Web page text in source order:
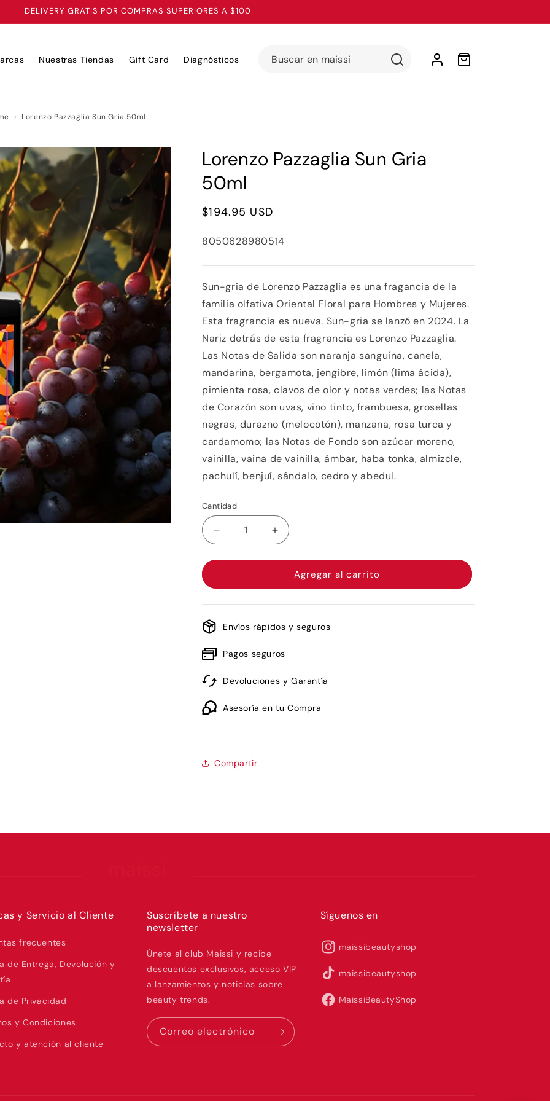
DELIVERY GRATIS POR COMPRAS SUPERIORES A $100
Nuestras Tiendas Gift Card Diagnósticos Buscar en maissi
sesión
Carrito
› Lorenzo Pazzaglia Sun Gria 50ml
Lorenzo Pazzaglia Sun Gria
50ml
Precio
$194.95 USD
SKU:
8050628980514
Sun-gria de Lorenzo Pazzaglia es una fragancia de la
familia olfativa Oriental Floral para Hombres y Mujeres.
Esta fragrancia es nueva. Sun-gria se lanzó en 2024. La
Nariz detrás de esta fragrancia es Lorenzo Pazzaglia.
Las Notas de Salida son naranja sanguina, canela,
mandarina, bergamota, jengibre, limón (lima ácida),
pimienta rosa, clavos de olor y notas verdes; las Notas
de Corazón son uvas, vino tinto, frambuesa, grosellas
negras, durazno (melocotón), manzana, rosa turca y
cardamomo; las Notas de Fondo son azúcar moreno,
vainilla, vaina de vainilla, ámbar, haba tonka, almizcle,
pachulí, benjuí, sándalo, cedro y abedul.
Cantidad
Reducir
cantidad
para
Pazzaglia
50ml
Aumentar
cantidad
para
Lorenzo
Pazzaglia
50ml
Agregar al carrito
Envíos rápidos y seguros
Pagos seguros
Devoluciones y Garantía
Asesoría en tu Compra
Compartir
y Servicio al Cliente
frecuentes
de Entrega, Devolución y
de Privacidad
y Condiciones
y atención al cliente
Suscríbete a nuestro
newsletter
Únete al club Maissi y recibe
descuentos exclusivos, acceso VIP
a lanzamientos y noticias sobre
beauty trends.
Correo electrónico
Síguenos en
maissibeautyshop
maissibeautyshop
MaissiBeautyShop